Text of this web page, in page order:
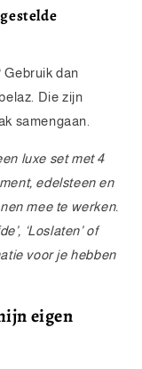
Gebruik dan
Die zijn
samengaan.
luxe set met 4
edelsteen en
mee te werken.
‘Loslaten’ of
voor je hebben
eigen